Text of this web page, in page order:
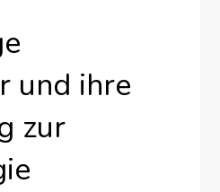
und ihre
zur